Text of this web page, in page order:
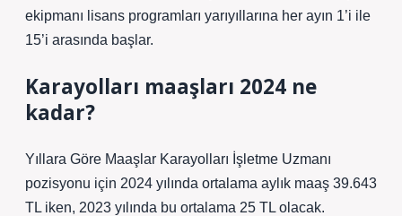
ekipmanı lisans programları yarıyıllarına her ayın 1’i ile
15’i arasında başlar.
Karayolları maaşları 2024 ne
kadar?
Yıllara Göre Maaşlar Karayolları İşletme Uzmanı
pozisyonu için 2024 yılında ortalama aylık maaş 39.643
TL iken, 2023 yılında bu ortalama 25 TL olacak.